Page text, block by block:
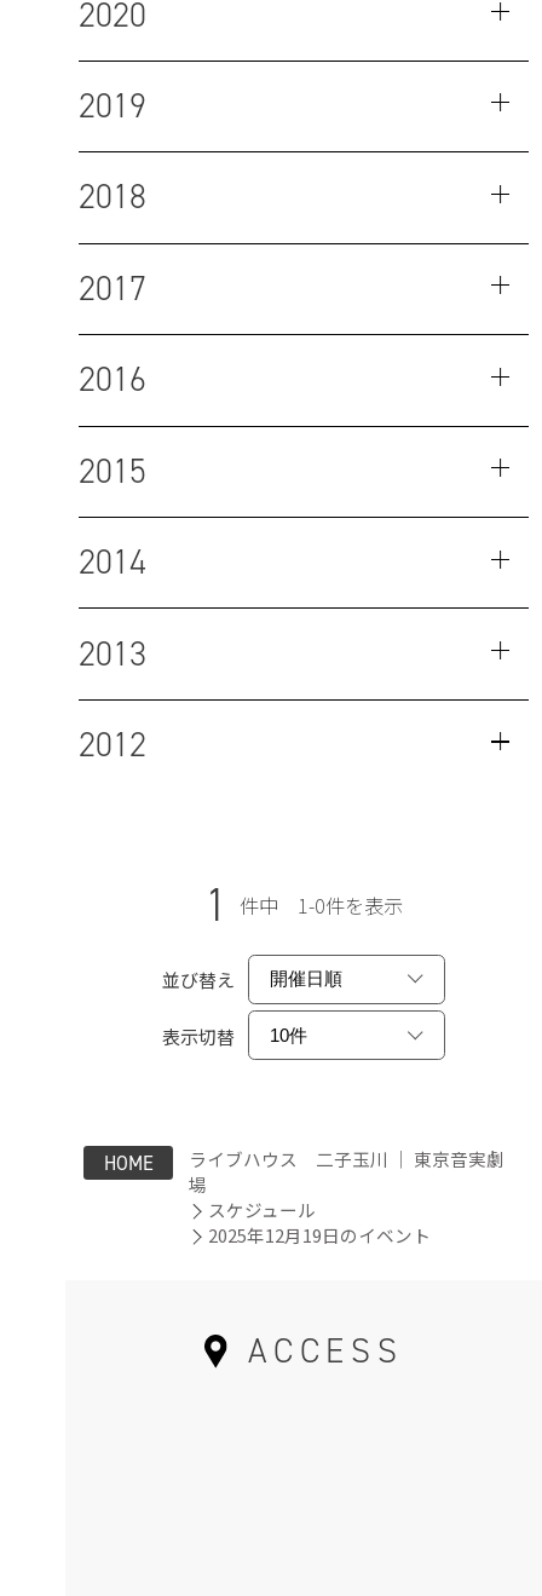
2020
2019
2018
2017
2016
2015
2014
2013
2012
1 件中 1-0件を表示
並び替え
表示切替
HOME
ライブハウス 二子玉川 ｜ 東京音実劇
場
スケジュール
2025年12月19日のイベント
ACCESS